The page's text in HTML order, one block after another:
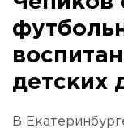
детских
В